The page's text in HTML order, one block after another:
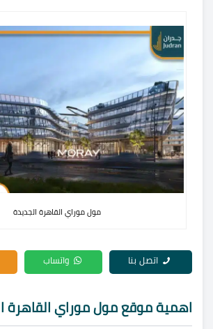
مول موراي القاهرة الجديدة
اتصل بنا واتساب
اهمية موقع مول موراي القاهرة